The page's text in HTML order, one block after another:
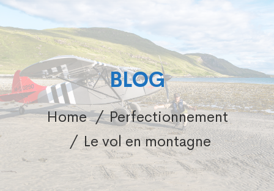
BLOG
Home
Perfectionnement
Le vol en montagne